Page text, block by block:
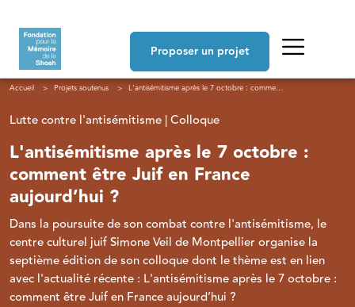
Proposer un projet
Fil d'Ariane
Accueil Projets soutenus L'antisémitisme après le 7 octobre : comment être Juif en France aujourd’hui ?
Lutte contre l'antisémitisme | Colloque
L'antisémitisme après le 7 octobre :
comment être Juif en France
aujourd’hui ?
Dans la poursuite de son combat contre l'antisémitisme, le
centre culturel juif Simone Veil de Montpellier organise la
septième édition de son colloque dont le thème est en lien
avec l'actualité récente : L'antisémitisme après le 7 octobre :
comment être Juif en France aujourd’hui ?